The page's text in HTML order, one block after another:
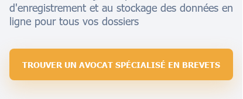
d'enregistrement et au stockage des données en
ligne pour tous vos dossiers
TROUVER UN AVOCAT SPÉCIALISÉ EN BREVETS